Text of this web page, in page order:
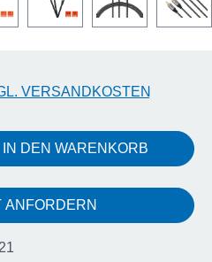
VERSANDKOSTEN
den gewünschten
IN DEN WARENKORB
ANFORDERN